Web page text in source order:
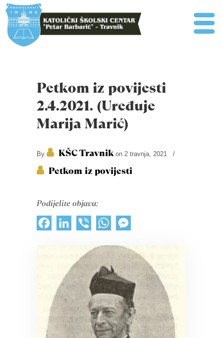
Petkom iz povijesti
2.4.2021. (Uređuje
Marija Marić)
By KŠC Travnikon 2 travnja, 2021 /
Petkom iz povijesti
Podijelite objavu:
FacebookLinkedInViber WhatsApp